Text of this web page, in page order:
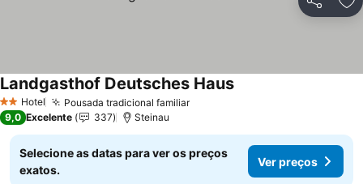
Partilhar
2 Estrelas
Hotel Pousada tradicional familiar
Landgasthof Deutsches Haus
9,0 Excelente 337 Steinau
Selecione as datas para ver os preços
exatos.
Ver preços